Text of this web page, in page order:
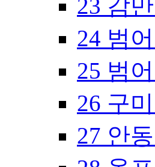
23 감
24 범
25 범
26 구
27 안